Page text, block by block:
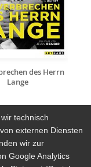
des Herrn
Lange
technisch
externen Diensten
wir zur
Google Analytics